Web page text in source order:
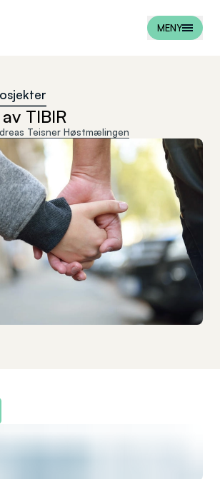
MENY
TIBIR
Teisner Høstmælingen